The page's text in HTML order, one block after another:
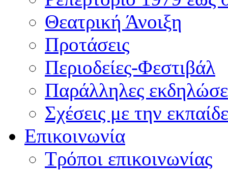
Θεατρική Άνοιξη
Προτάσεις
Περιοδείες-Φεστιβάλ
Παράλληλες
Σχέσεις με την
Επικοινωνία
Τρόποι επικοινωνίας